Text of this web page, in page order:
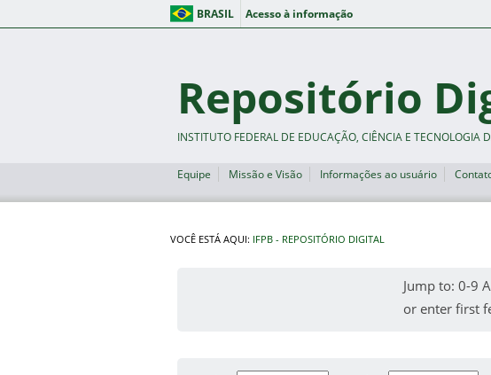
BRASIL Acesso à informação
Repositório
INSTITUTO FEDERAL DE EDUCAÇÃO, CIÊNCIA E TECNOLOGIA
Equipe Missão e Visão Informações ao usuário
VOCÊ ESTÁ AQUI: IFPB - REPOSITÓRIO DIGITAL
Jump to: 0-9 A
or enter first